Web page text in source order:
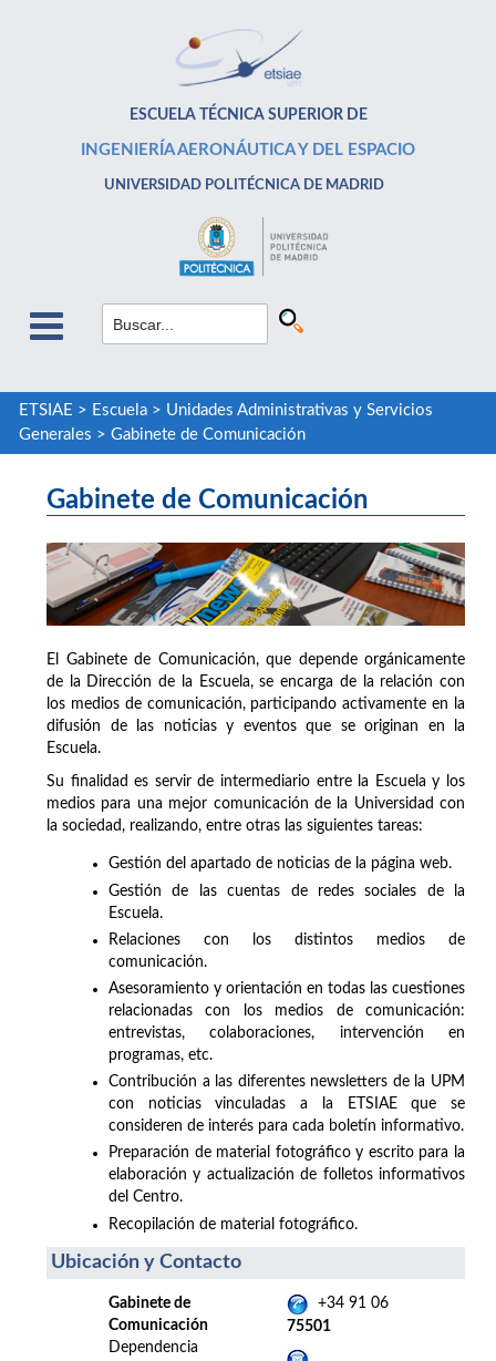
ESCUELA TÉCNICA SUPERIOR DE
INGENIERÍA AERONÁUTICA Y DEL ESPACIO
UNIVERSIDAD POLITÉCNICA DE MADRID
ETSIAE > Escuela> Unidades Administrativas y Servicios
Generales > Gabinete de Comunicación
Gabinete de Comunicación
El Gabinete de Comunicación, que depende orgánicamente
de la Dirección de la Escuela, se encarga de la relación con
los medios de comunicación, participando activamente en la
difusión de las noticias y eventos que se originan en la
Escuela.
Su finalidad es servir de intermediario entre la Escuela y los
medios para una mejor comunicación de la Universidad con
la sociedad, realizando, entre otras las siguientes tareas:
Gestión del apartado de noticias de la página web.
Gestión de las cuentas de redes sociales de la
Escuela.
Relaciones con los distintos medios de
comunicación.
Asesoramiento y orientación en todas las cuestiones
relacionadas con los medios de comunicación:
entrevistas, colaboraciones, intervención en
programas, etc.
Contribución a las diferentes newsletters de la UPM
con noticias vinculadas a la ETSIAE que se
consideren de interés para cada boletín informativo.
Preparación de material fotográfico y escrito para la
elaboración y actualización de folletos informativos
del Centro.
Recopilación de material fotográfico.
Ubicación y Contacto
Gabinete de
Comunicación
Dependencia
+34 91 06
75501